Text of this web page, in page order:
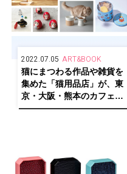
2022.07.05 ART&BOOK
猫にまつわる作品や雑貨を
集めた「猫用品店」が、東
京・大阪・熊本のカフェ＆
ブックス ビブリオテークで